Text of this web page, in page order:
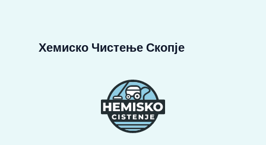
Хемиско Чистење Скопје